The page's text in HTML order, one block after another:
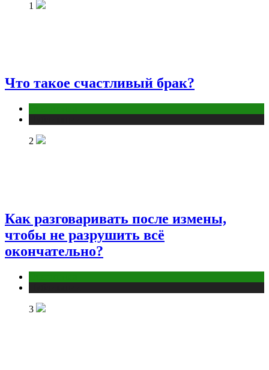
1
Что такое счастливый брак?
2
Как разговаривать после измены,
чтобы не разрушить всё
окончательно?
3